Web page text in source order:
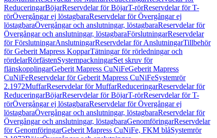
ReduceringarBöjarReservdelar för BöjarT-rörReservdelar för T-
rörÖvergångar ej löstagbaraReservdelar för Övergångar ej
löstagbaraÖvergångar och anslutningar, löstagbaraReservdelar för
Övergångar och anslutningar, löstagbaraFörslutningarReservdelar
för FörslutningarAnslutningarReservdelar för AnslutningarTillbehör
för Geberit Mapress KopparTätningar för rörledningar och
rördelarRörfästenSystempackningarSet skruv för
flänskopplingarGeberit Mapress CuNiFeGeberit Mapress
CuNiFeReservdelar för Geberit Mapress CuNiFeSystemrör
2.1972MuffarReservdelar för MuffarReduceringarReservdelar för
ReduceringarBöjarReservdelar för BöjarT-rörReservdelar för T-
rörÖvergångar ej löstagbaraReservdelar för Övergångar ej
löstagbaraÖvergångar och anslutningar, löstagbaraReservdelar för
Övergångar och anslutningar, löstagbaraGenomföringarReservdelar
för GenomföringarGeberit Mapress CuNiFe, FKM blåSystemrör